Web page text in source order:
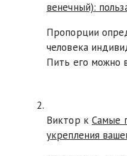
венечный):
Пропорции
человека
Пить его можно
Виктор к Самые
укрепления